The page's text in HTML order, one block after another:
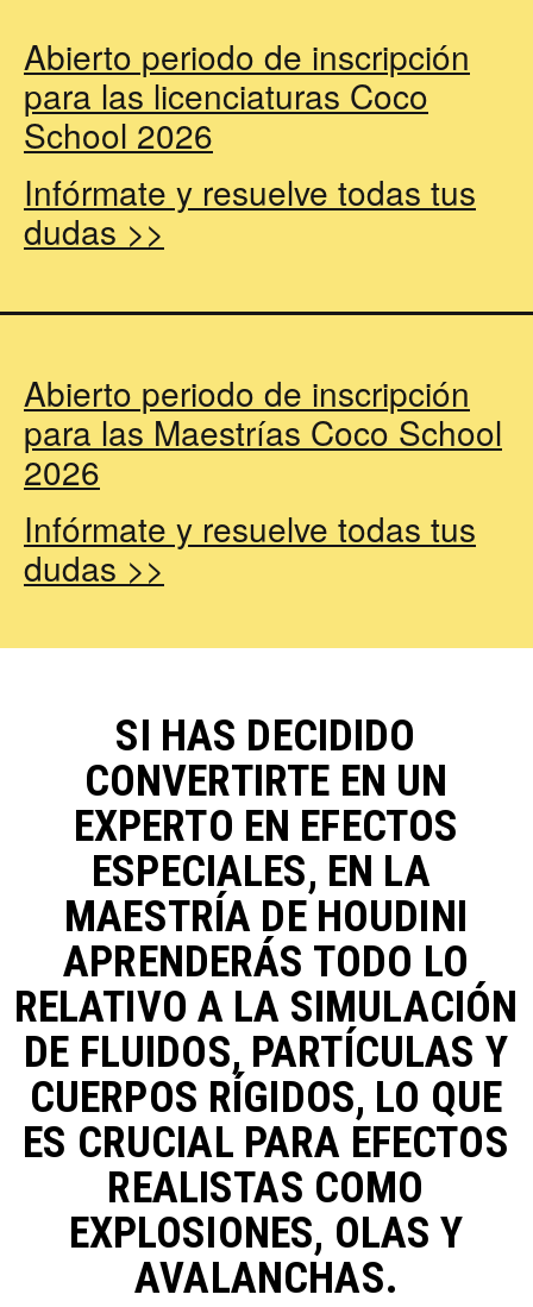
Abierto periodo de inscripción
para las licenciaturas Coco
School 2026
Infórmate y resuelve todas tus
dudas >>
Abierto periodo de inscripción
para las Maestrías Coco School
2026
Infórmate y resuelve todas tus
dudas >>
SI HAS DECIDIDO
CONVERTIRTE EN UN
EXPERTO EN EFECTOS
ESPECIALES, EN LA
MAESTRÍA DE HOUDINI
APRENDERÁS TODO LO
RELATIVO A LA SIMULACIÓN
DE FLUIDOS, PARTÍCULAS Y
CUERPOS RÍGIDOS, LO QUE
ES CRUCIAL PARA EFECTOS
REALISTAS COMO
EXPLOSIONES, OLAS Y
AVALANCHAS.